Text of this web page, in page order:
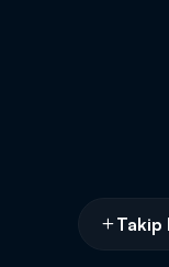
Takip